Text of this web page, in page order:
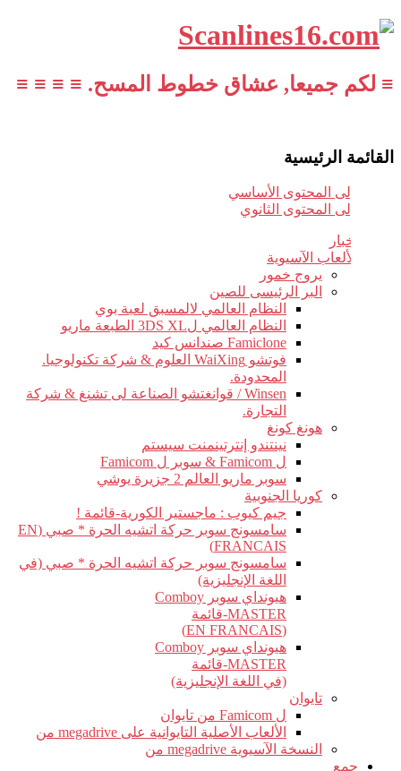
≡ لكم جميعا, عشاق خطوط المسح. ≡ ≡ ≡ ≡
القائمة الرئيسية
تخطي إلى المحتوى الأساسي
تخطي إلى المحتوى الثانوي
أخبار
الألعاب الآسيوية
يروج خمور
البر الرئيسى للصين
النظام العالمي لالمسبق لعبة بوي
النظام العالمي ل3DS XL الطبعة ماريو
Famiclone صندانس كيد
فوتشو WaiXing العلوم & شركة تكنولوجيا.
المحدودة.
Winsen / قوانغتشو الصناعة لى تشنغ & شركة
التجارة.
هونغ كونغ
نينتندو إنترتينمنت سيستم
ل Famicom & سوبر ل Famicom
سوبر ماريو العالم 2 جزيرة يوشي
كوريا الجنوبية
جيم كيوب : ماجستير الكورية-قائمة !
سامسونج سوبر حركة اتشيه الحرة * صبي (EN
FRANCAIS)
سامسونج سوبر حركة اتشيه الحرة * صبي (في
اللغة الإنجليزية)
هيونداي سوبر Comboy
MASTER-قائمة
(EN FRANCAIS)
هيونداي سوبر Comboy
MASTER-قائمة
(في اللغة الإنجليزية)
تايوان
ل Famicom من تايوان
الألعاب الأصلية التايوانية على megadrive من
النسخة الآسيوية megadrive من
جمع